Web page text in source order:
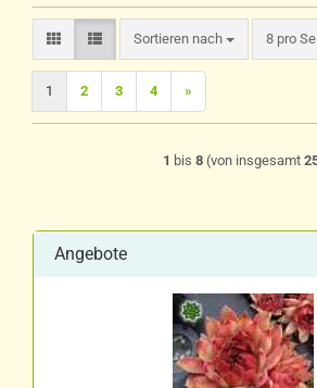
Sortieren nach
Sortieren nach 8 pro
pro
1 2 3 4 »
1 bis 8(von insgesamt
Angebote